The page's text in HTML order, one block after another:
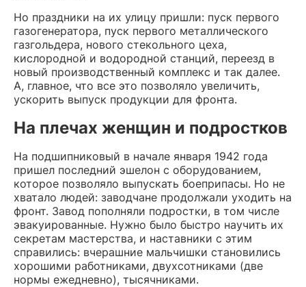
Но праздники на их улицу пришли: пуск первого
газогенератора, пуск первого металлического
газгольдера, нового стекольного цеха,
кислородной и водородной станций, переезд в
новый производственный комплекс и так далее.
А, главное, что все это позволяло увеличить,
ускорить выпуск продукции для фронта.
На плечах женщин и подростков
На подшипниковый в начале января 1942 года
пришел последний эшелон с оборудованием,
которое позволяло выпускать боеприпасы. Но не
хватало людей: заводчане продолжали уходить на
фронт. Завод пополняли подростки, в том числе
эвакуированные. Нужно было быстро научить их
секретам мастерства, и наставники с этим
справились: вчерашние мальчишки становились
хорошими работниками, двухсотниками (две
нормы ежедневно), тысячниками.